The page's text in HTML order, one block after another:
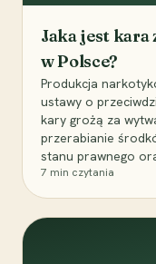
Jaka jest
w Polsce?
Produkcja
ustawy o
kary grożą za
przerabianie
stanu prawnego
7 min czytania